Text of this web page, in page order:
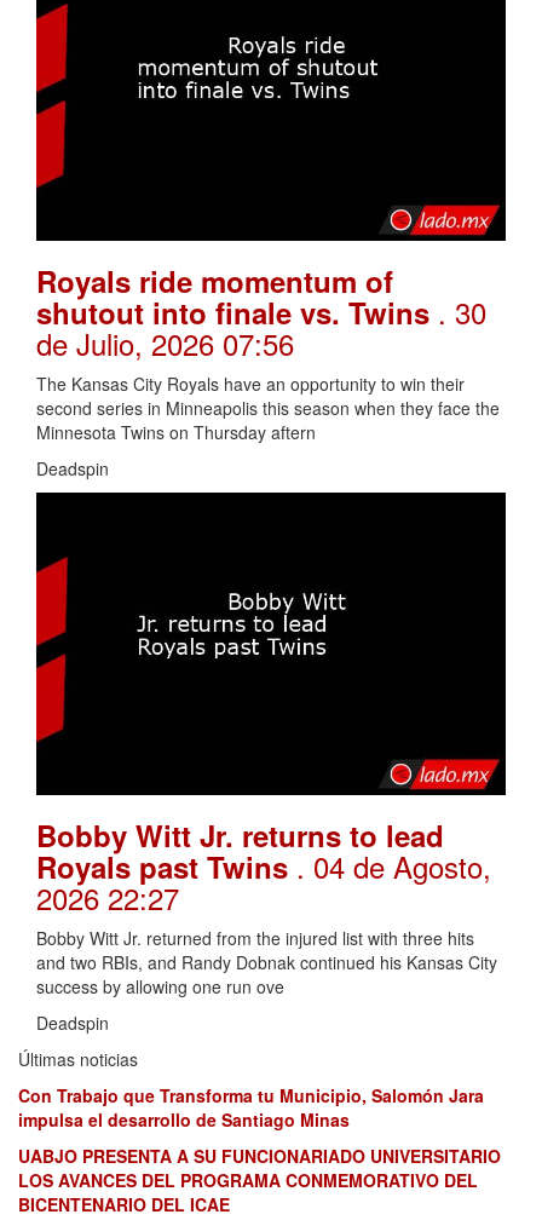
Royals ride momentum of
shutout into finale vs. Twins . 30
de Julio, 2026 07:56
The Kansas City Royals have an opportunity to win their
second series in Minneapolis this season when they face the
Minnesota Twins on Thursday aftern
Deadspin
Bobby Witt Jr. returns to lead
Royals past Twins . 04 de Agosto,
2026 22:27
Bobby Witt Jr. returned from the injured list with three hits
and two RBIs, and Randy Dobnak continued his Kansas City
success by allowing one run ove
Deadspin
Últimas noticias
Con Trabajo que Transforma tu Municipio, Salomón Jara
impulsa el desarrollo de Santiago Minas
UABJO PRESENTA A SU FUNCIONARIADO UNIVERSITARIO
LOS AVANCES DEL PROGRAMA CONMEMORATIVO DEL
BICENTENARIO DEL ICAE